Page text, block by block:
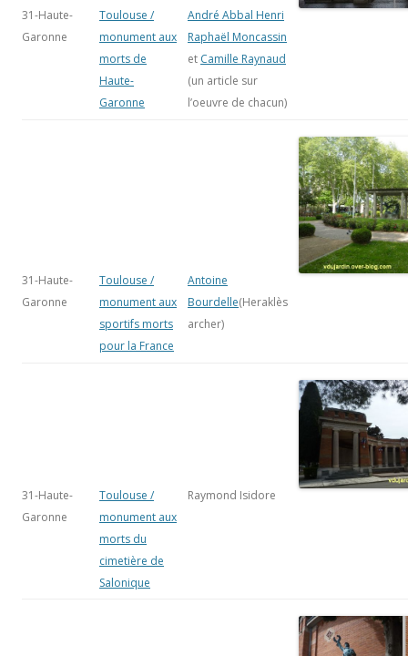
31-Haute-
Garonne
Toulouse /
monument aux
morts de
Haute-
Garonne
André Abbal Henri
Raphaël Moncassin
et Camille Raynaud
(un article sur
l’oeuvre de chacun)
31-Haute-
Garonne
Toulouse /
monument aux
sportifs morts
pour la France
Antoine
Bourdelle(Heraklès
archer)
31-Haute-
Garonne
Toulouse /
monument aux
morts du
cimetière de
Salonique
Raymond Isidore